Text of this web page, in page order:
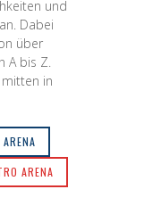
und
Dabei
über
A bis Z.
in
ARENA